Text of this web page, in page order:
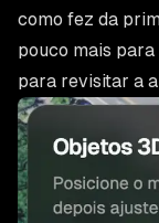
como fez da
pouco mais
para revisitar a